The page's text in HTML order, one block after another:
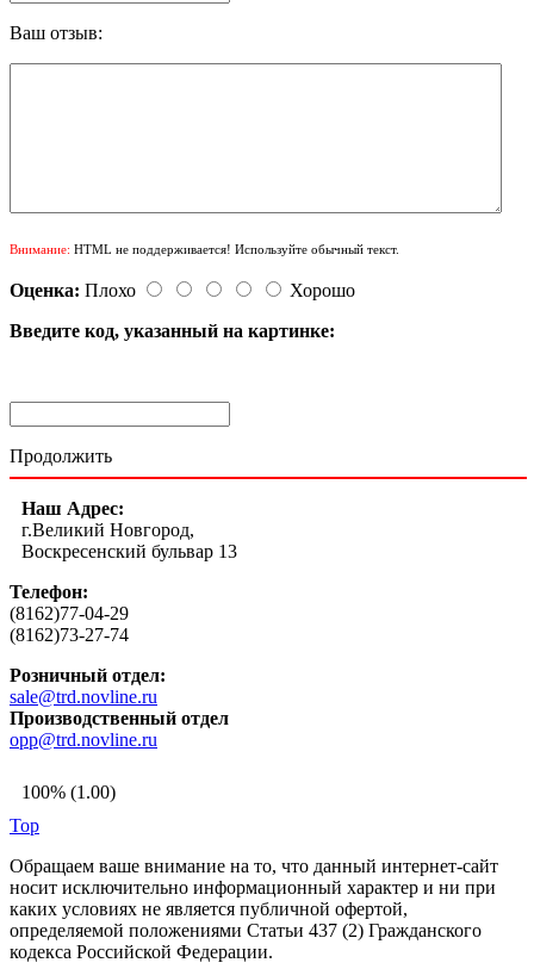
Ваш отзыв:
Внимание: HTML не поддерживается! Используйте обычный текст.
Оценка: Плохо
Хорошо
Введите код, указанный на картинке:
Продолжить
Наш Адрес:
г.Великий Новгород,
Воскресенский бульвар 13
Телефон:
(8162)77-04-29
(8162)73-27-74
Розничный отдел:
sale@trd.novline.ru
Производственный отдел
opp@trd.novline.ru
100% (1.00)
Top
Обращаем ваше внимание на то, что данный интернет-сайт
носит исключительно информационный характер и ни при
каких условиях не является публичной офертой,
определяемой положениями Статьи 437 (2) Гражданского
кодекса Российской Федерации.